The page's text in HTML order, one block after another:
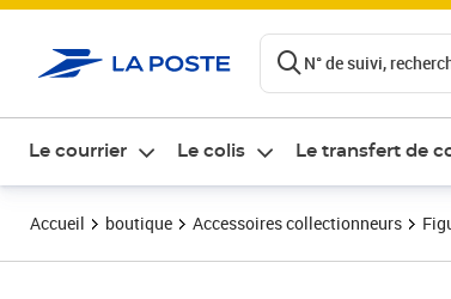
N° de suivi,
Le courrier Le colis Le transfert de
Accueil boutique Accessoires collectionneurs